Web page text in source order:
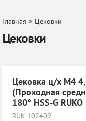
Главная » Цековки
Цековки
Цековка ц/х M4
(Проходная
180° HSS-G
RUK-102409